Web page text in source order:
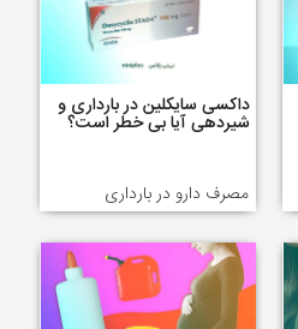
داکسی سایکلین در بارداری و
شیردهی آیا بی خطر است؟
مصرف دارو در بارداری